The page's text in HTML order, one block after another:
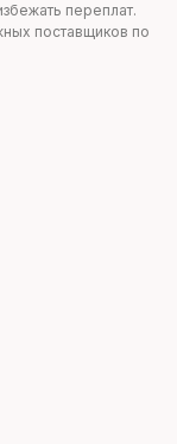
переплат.
поставщиков по